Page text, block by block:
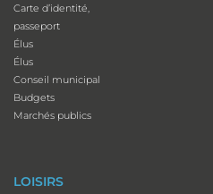
Carte d’identité,
passeport
Élus
Élus
Conseil municipal
Budgets
Marchés publics
LOISIRS